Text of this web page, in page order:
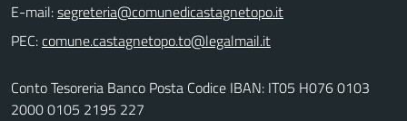
E-mail:
PEC:
Conto Tesoreria Banco Posta Codice IBAN: IT05 H076 0103
2000 0105 2195 227